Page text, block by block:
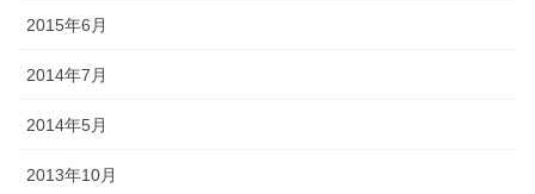
2015年6月
2014年7月
2014年5月
2013年10月
リコの記録が残っています。能登のキリコは、天に近ければ近いほ
沢ではキリコは迎え火を保護する役目になったようで、金沢とその
伝統的な風習です。 正確には、木や紙でできた灯篭のような箱で、